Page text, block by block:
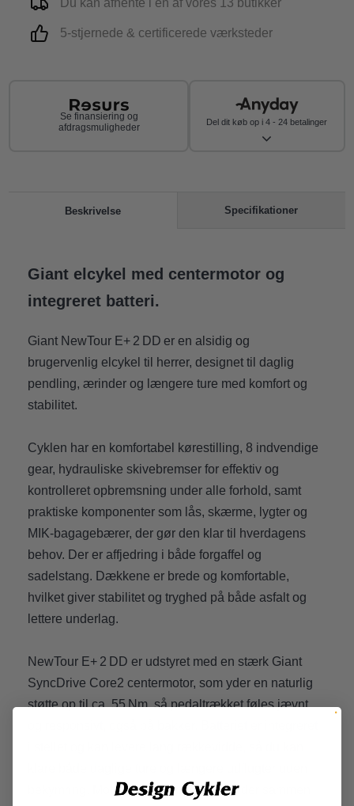
Du kan afhente i én af vores 13 butikker
5-stjernede & certificerede værksteder
Se finansiering og
afdragsmuligheder
Del dit køb op i 4 - 24 betalinger
Beskrivelse Specifikationer
Giant elcykel med centermotor og
integreret batteri.
Giant NewTour E+ 2 DD er en alsidig og
brugervenlig elcykel til herrer, designet til daglig
pendling, ærinder og længere ture med komfort og
stabilitet.
Cyklen har en komfortabel kørestilling, 8 indvendige
gear, hydrauliske skivebremser for effektiv og
kontrolleret opbremsning under alle forhold, samt
praktiske komponenter som lås, skærme, lygter og
MIK-bagagebærer, der gør den klar til hverdagens
behov. Der er affjedring i både forgaffel og
sadelstang. Dækkene er brede og komfortable,
hvilket giver stabilitet og tryghed på både asfalt og
lettere underlag.
NewTour E+ 2 DD er udstyret med en stærk Giant
SyncDrive Core2 centermotor, som yder en naturlig
støtte op til ca. 55 Nm, så pedaltrækket føles jævnt
bekymring. Motoren og displayet arbejder sammen